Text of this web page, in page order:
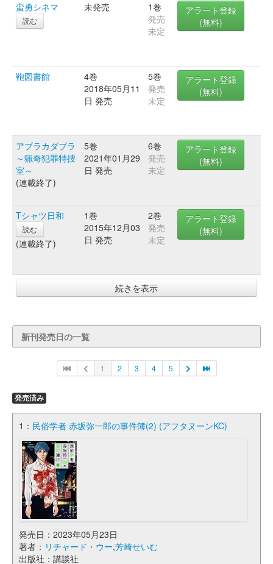
蛮勇シネマ
読む
未発売
1巻
発売
未定
アラート登録
(無料)
鞄図書館
4巻
2018年05月11
日 発売
5巻
発売
未定
アラート登録
(無料)
アブラカダブラ
～猟奇犯罪特捜
室～
(連載終了)
5巻
2021年01月29
日 発売
6巻
発売
未定
アラート登録
(無料)
Tシャツ日和
読む
(連載終了)
1巻
2015年12月03
日 発売
2巻
発売
未定
アラート登録
(無料)
続きを表示
新刊発売日の一覧
1 2 3 4 5
発売済み
1： 民俗学者 赤坂弥一郎の事件簿(2) (アフタヌーンKC)
発売日：2023年05月23日
著者： リチャード・ウー,芳崎せいむ
出版社：講談社